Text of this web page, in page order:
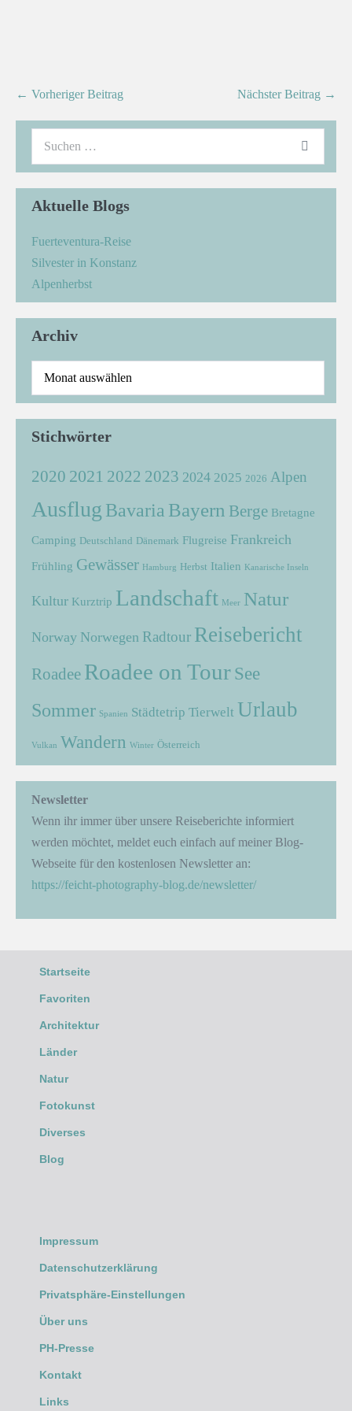
← Vorheriger Beitrag Nächster Beitrag →
Aktuelle Blogs
Fuerteventura-Reise
Silvester in Konstanz
Alpenherbst
Archiv
Stichwörter
2020 2021 2022 2023 2024 2025 2026 Alpen
Ausflug Bavaria Bayern Berge Bretagne
Camping Deutschland Dänemark Flugreise Frankreich
Frühling Gewässer Hamburg Herbst Italien Kanarische Inseln
Kultur Kurztrip Landschaft Meer Natur
Norway Norwegen Radtour Reisebericht
Roadee Roadee on Tour See
Sommer Spanien Städtetrip Tierwelt Urlaub
Vulkan Wandern Winter Österreich
Newsletter
Wenn ihr immer über unsere Reiseberichte informiert
werden möchtet, meldet euch einfach auf meiner Blog-
Webseite für den kostenlosen Newsletter an:
https://feicht-photography-blog.de/newsletter/
Startseite
Favoriten
Architektur
Länder
Natur
Fotokunst
Diverses
Blog
Impressum
Datenschutzerklärung
Privatsphäre-Einstellungen
Über uns
PH-Presse
Kontakt
Links